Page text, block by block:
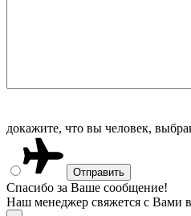
докажите, что вы человек,
Спасибо за Ваше сообщение!
Наш менеджер свяжется с Вами